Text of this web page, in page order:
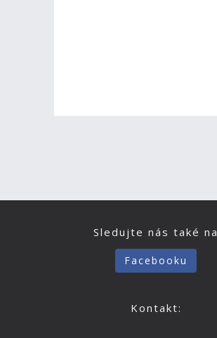
Sledujte nás také na
Facebooku
Kontakt: